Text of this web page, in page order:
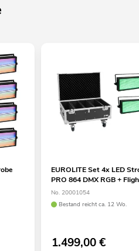
EUROLITE Set 4x LED
PRO 864 DMX RGB +
No. 20001054
Bestand reicht ca. 12 Wo.
1.499,00€